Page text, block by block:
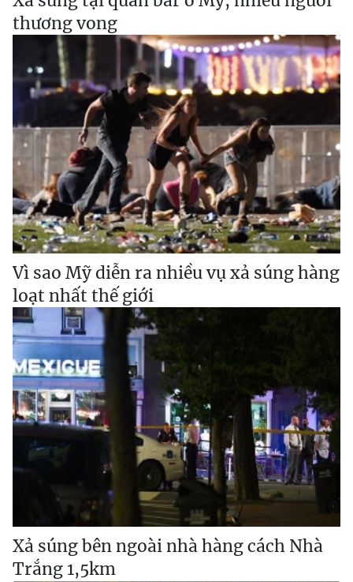
thương vong
Vì sao Mỹ diễn ra nhiều vụ xả súng hàng
loạt nhất thế giới
Xả súng bên ngoài nhà hàng cách Nhà
Trắng 1,5km